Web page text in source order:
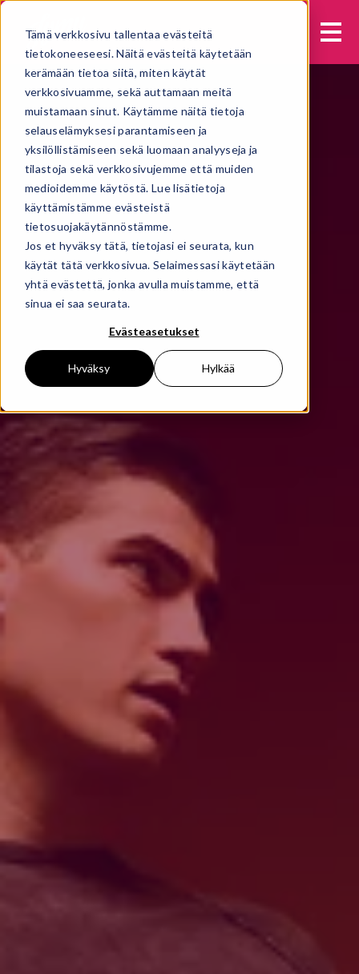
Tämä verkkosivu tallentaa evästeitä
tietokoneeseesi. Näitä evästeitä käytetään
kerämään tietoa siitä, miten käytät
verkkosivuamme, sekä auttamaan meitä
muistamaan sinut. Käytämme näitä tietoja
selauselämyksesi parantamiseen ja
yksilöllistämiseen sekä luomaan analyyseja ja
tilastoja sekä verkkosivujemme että muiden
medioidemme käytöstä. Lue lisätietoja
käyttämistämme evästeistä
tietosuojakäytännöstämme.
Jos et hyväksy tätä, tietojasi ei seurata, kun
käytät tätä verkkosivua. Selaimessasi käytetään
yhtä evästettä, jonka avulla muistamme, että
sinua ei saa seurata.
Evästeasetukset
Hyväksy Hylkää